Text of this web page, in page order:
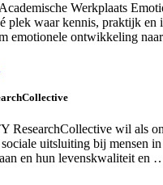
Werkplaats
plek waar kennis, praktijk en
emotionele ontwikkeling
Research­Collective wil als
uit­sluiting bij mensen
en hun levens­kwaliteit en